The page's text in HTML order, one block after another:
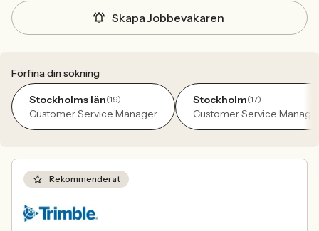
Skapa Jobbevakaren
Förfina din sökning
Stockholms län(19)
Customer Service Manager
Stockholm(17)
Customer Service
Rekommenderat